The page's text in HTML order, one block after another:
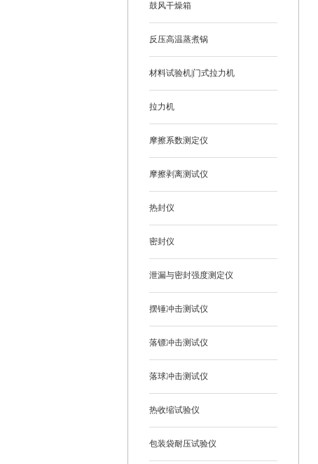
鼓风干燥箱
反压高温蒸煮锅
材料试验机|门式拉力机
拉力机
摩擦系数测定仪
摩擦剥离测试仪
热封仪
密封仪
泄漏与密封强度测定仪
摆锤冲击测试仪
落镖冲击测试仪
落球冲击测试仪
热收缩试验仪
包装袋耐压试验仪